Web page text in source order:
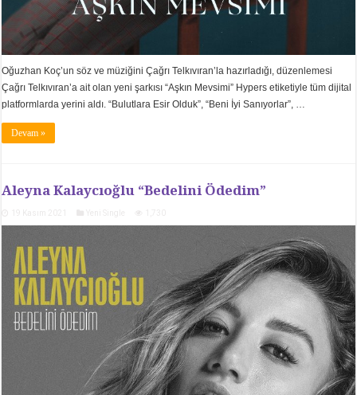
Oğuzhan Koç’un söz ve müziğini Çağrı Telkıvıran’la hazırladığı, düzenlemesi
Çağrı Telkıvıran’a ait olan yeni şarkısı “Aşkın Mevsimi” Hypers etiketiyle tüm dijital
platformlarda yerini aldı. “Bulutlara Esir Olduk”, “Beni İyi Sanıyorlar”, …
Devam »
Aleyna Kalaycıoğlu “Bedelini Ödedim”